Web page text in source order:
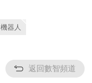
機器人
返回數智頻道